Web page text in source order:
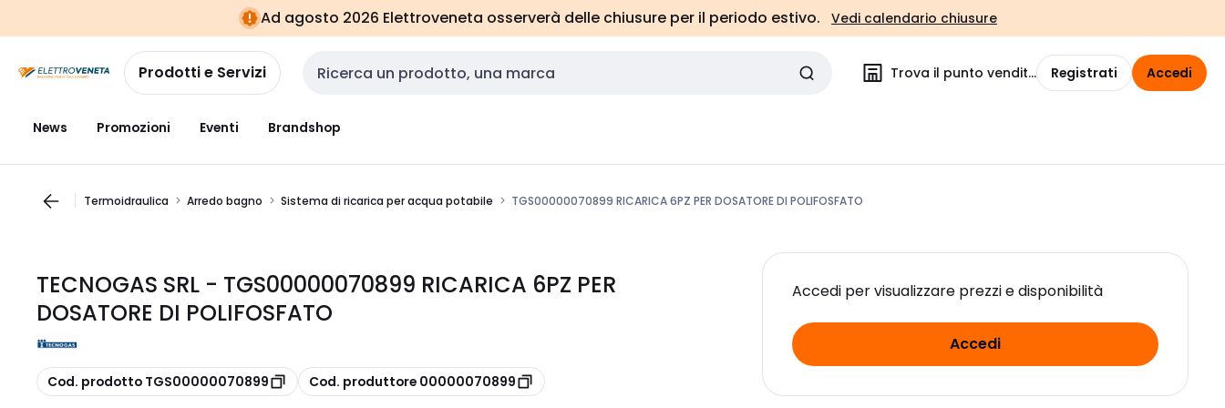
navigazionealla
pagina
Ad agosto 2026 Elettroveneta osserverà delle chiusure per il periodo estivo. Vedi calendario chiusure
Prodotti e Servizi Cerca input Trova il punto vendita Registrati Accedi
News Promozioni Eventi Brandshop
Termoidraulica Arredo bagno Sistema di ricarica per acqua potabile TGS00000070899 RICARICA 6PZ PER DOSATORE DI POLIFOSFATO
TECNOGAS SRL - TGS00000070899 RICARICA 6PZ PER
DOSATORE DI POLIFOSFATO
copia
Cod. prodotto TGS00000070899 copia
Cod. produttore 00000070899
Accedi per visualizzare prezzi e disponibilità
Accedi